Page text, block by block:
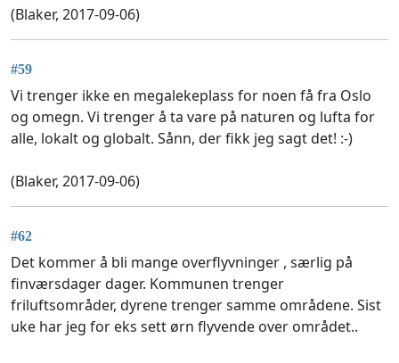
(Blaker, 2017-09-06)
#59
Vi trenger ikke en megalekeplass for noen få fra Oslo
og omegn. Vi trenger å ta vare på naturen og lufta for
alle, lokalt og globalt. Sånn, der fikk jeg sagt det! :-)
(Blaker, 2017-09-06)
#62
Det kommer å bli mange overflyvninger , særlig på
finværsdager dager. Kommunen trenger
friluftsområder, dyrene trenger samme områdene. Sist
uke har jeg for eks sett ørn flyvende over området..